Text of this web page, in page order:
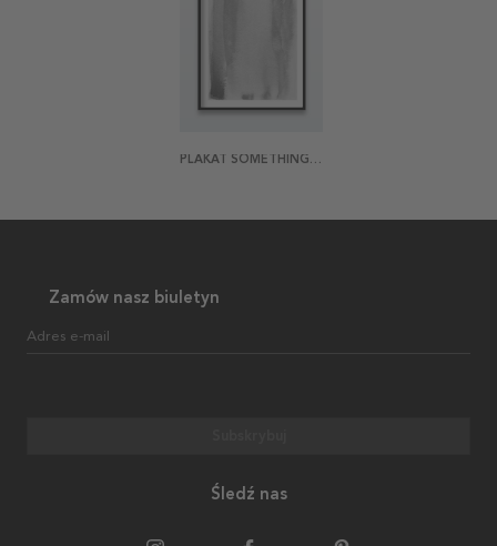
PLAKAT SOMETHING IN THE WAY SHE MOVES
Zamów nasz biuletyn
Adres e-mail
Śledź nas